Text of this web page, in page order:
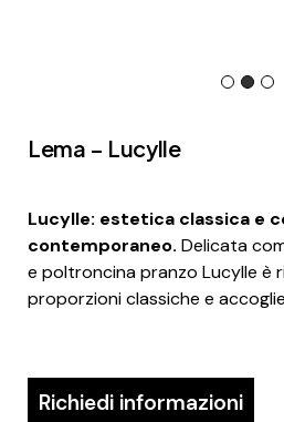
Lema – Lucylle
Lucylle: estetica classica e
contemporaneo. Delicata
e poltroncina pranzo Lucylle è
proporzioni classiche e
Richiedi informazioni